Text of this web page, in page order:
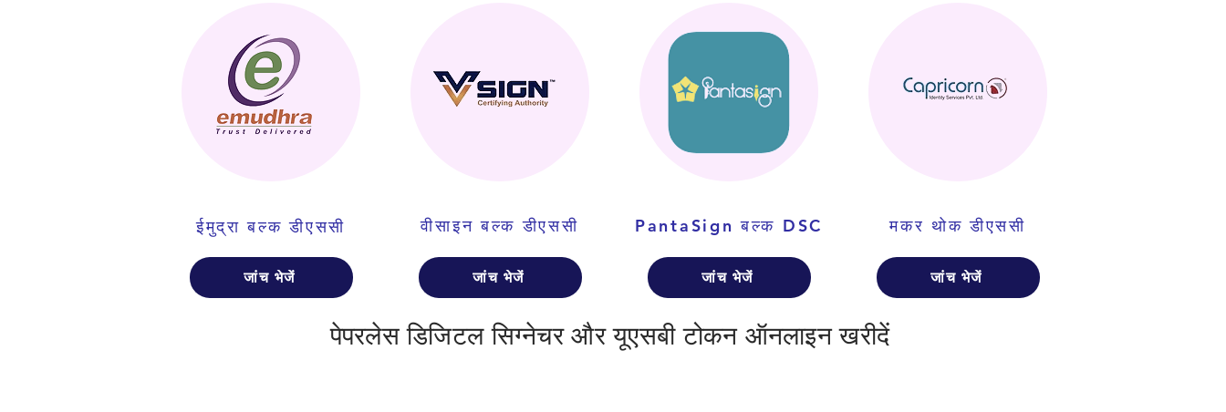
ईमुद्रा बल्क डीएससी
जांच भेजें
वीसाइन बल्क डीएससी
जांच भेजें
PantaSign बल्क DSC
जांच भेजें
मकर थोक डीएससी
जांच भेजें
पेपरलेस डिजिटल सिग्नेचर और यूएसबी टोकन ऑनलाइन खरीदें